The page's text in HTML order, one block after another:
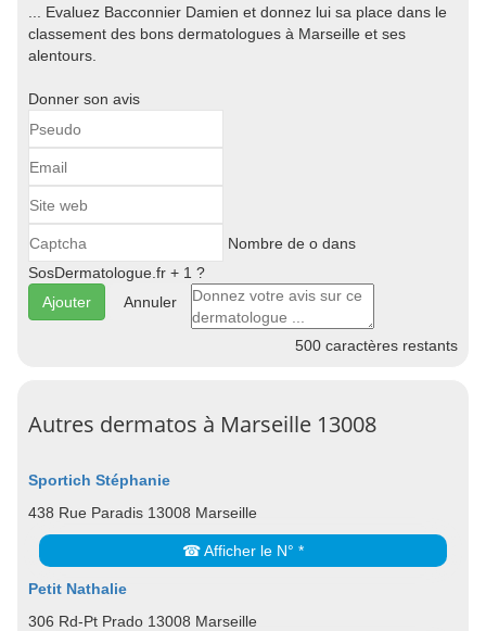
... Evaluez Bacconnier Damien et donnez lui sa place dans le
classement des bons dermatologues à Marseille et ses
alentours.
Donner son avis
Nombre de o dans
SosDermatologue.fr + 1 ?
Annuler
500 caractères restants
Autres dermatos à Marseille 13008
Sportich Stéphanie
438 Rue Paradis 13008 Marseille
☎ Afficher le N° *
Petit Nathalie
306 Rd-Pt Prado 13008 Marseille